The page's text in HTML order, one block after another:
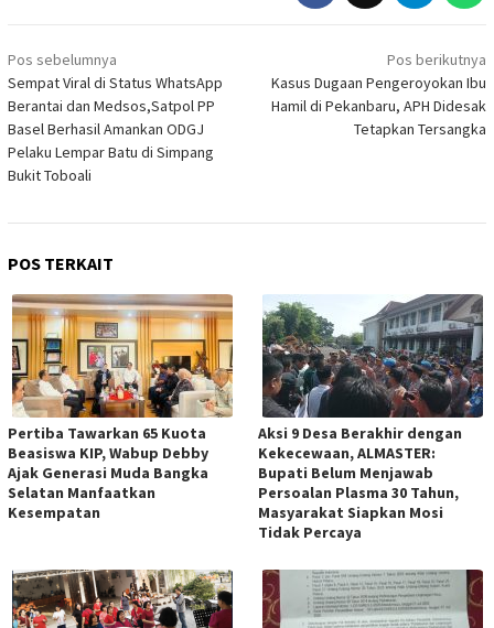
Navigasi
pos
Pos sebelumnya
Sempat Viral di Status WhatsApp
Berantai dan Medsos,Satpol PP
Basel Berhasil Amankan ODGJ
Pelaku Lempar Batu di Simpang
Bukit Toboali
Pos berikutnya
Kasus Dugaan Pengeroyokan Ibu
Hamil di Pekanbaru, APH Didesak
Tetapkan Tersangka
POS TERKAIT
Pertiba Tawarkan 65 Kuota
Beasiswa KIP, Wabup Debby
Ajak Generasi Muda Bangka
Selatan Manfaatkan
Kesempatan
Aksi 9 Desa Berakhir dengan
Kekecewaan, ALMASTER:
Bupati Belum Menjawab
Persoalan Plasma 30 Tahun,
Masyarakat Siapkan Mosi
Tidak Percaya